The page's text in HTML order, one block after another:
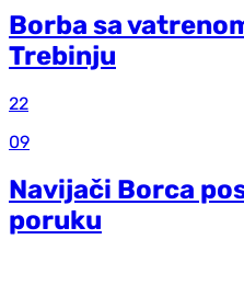
Borba sa
Trebinju
22
09
Navijači Borca
poruku